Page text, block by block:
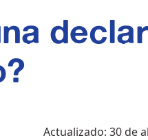
Actualizado: 30 de